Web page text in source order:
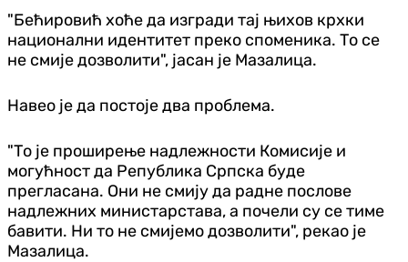
"Бећировић хоће да изгради тај њихов крхки
национални идентитет преко споменика. То се
не смије дозволити", јасан је Мазалица.
Навео је да постоје два проблема.
"То је проширење надлежности Комисије и
могућност да Република Српска буде
прегласана. Они не смију да радне послове
надлежних министарстава, а почели су се тиме
бавити. Ни то не смијемо дозволити", рекао је
Мазалица.